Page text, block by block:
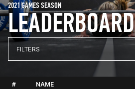
LEADERBOARD
2021 GAMES SEASON
FILTERS
# NAME